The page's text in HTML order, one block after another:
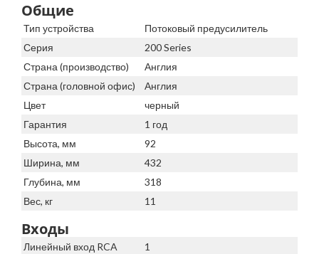
Общие
Тип устройства
Потоковый предусилитель
Серия
200 Series
Страна (производство)
Англия
Страна (головной офис)
Англия
Цвет
черный
Гарантия
1 год
Высота, мм
92
Ширина, мм
432
Глубина, мм
318
Вес, кг
11
Входы
Линейный вход RCA
1